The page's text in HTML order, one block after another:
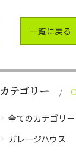
一覧に戻る
カテゴリー
全てのカテゴリー
ガレージハウス